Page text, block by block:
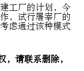
工厂的计划，今
，试行屠宰厂的
虑通过该种模式
，请联系删除，